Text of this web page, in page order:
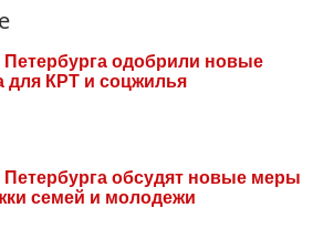
Петербурга одобрили новые
для КРТ и соцжилья
Петербурга обсудят новые меры
семей и молодежи